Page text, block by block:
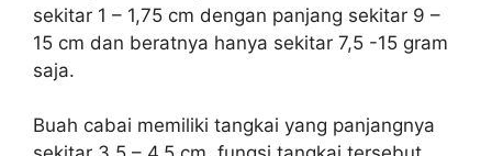
sekitar 1 – 1,75 cm dengan panjang sekitar 9 –
15 cm dan beratnya hanya sekitar 7,5 -15 gram
saja.
Buah cabai memiliki tangkai yang panjangnya